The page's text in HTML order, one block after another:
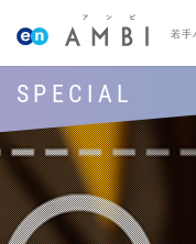
若手
SPECIAL